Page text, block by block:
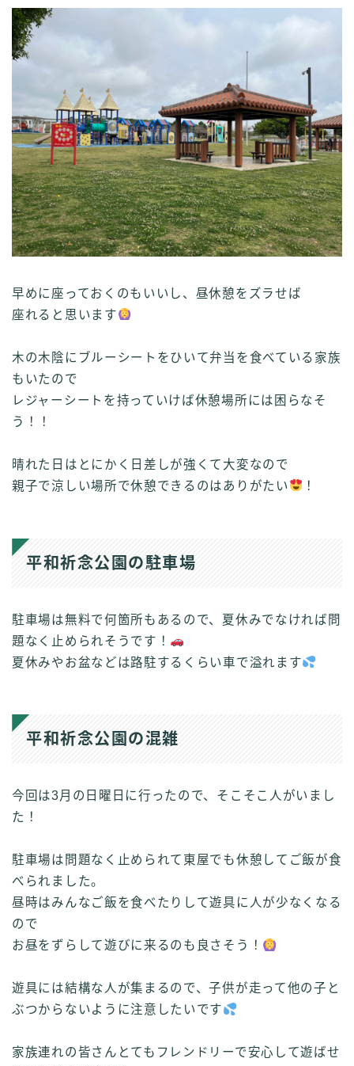
早めに座っておくのもいいし、昼休憩をズラせば
座れると思います
木の木陰にブルーシートをひいて弁当を食べている家族
もいたので
レジャーシートを持っていけば休憩場所には困らなそ
う！！
晴れた日はとにかく日差しが強くて大変なので
親子で涼しい場所で休憩できるのはありがたい
！
平和祈念公園の駐車場
駐車場は無料で何箇所もあるので、夏休みでなければ問
題なく止められそうです！
夏休みやお盆などは路駐するくらい車で溢れます
平和祈念公園の混雑
今回は3月の日曜日に行ったので、そこそこ人がいまし
た！
駐車場は問題なく止められて東屋でも休憩してご飯が食
べられました。
昼時はみんなご飯を食べたりして遊具に人が少なくなる
ので
お昼をずらして遊びに来るのも良さそう！
遊具には結構な人が集まるので、子供が走って他の子と
ぶつからないように注意したいです
家族連れの皆さんとてもフレンドリーで安心して遊ばせ